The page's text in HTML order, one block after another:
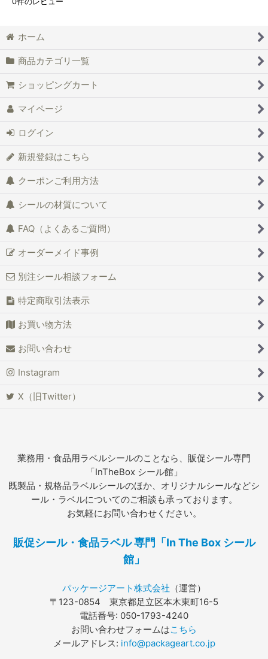
ホーム
商品カテゴリ一覧
ショッピングカート
マイページ
ログイン
新規登録はこちら
クーポンご利用方法
シールの材質について
FAQ（よくあるご質問）
オーダーメイド事例
別注シール相談フォーム
特定商取引法表示
お買い物方法
お問い合わせ
Instagram
X（旧Twitter）
業務用・食品用ラベルシールのことなら、販促シール専門
「InTheBox シール館」
既製品・規格品ラベルシールのほか、オリジナルシールなどシ
ール・ラベルについてのご相談も承っております。
お気軽にお問い合わせください。
販促シール・食品ラベル 専門「In The Box シール
館」
パッケージアート株式会社 （運営）
〒123-0854 東京都足立区本木東町16-5
電話番号: 050-1793-4240
お問い合わせフォームはこちら
メールアドレス: info@packageart.co.jp